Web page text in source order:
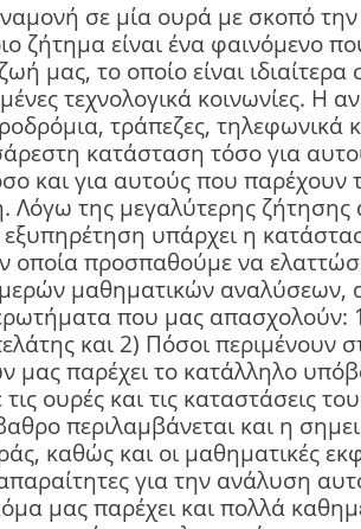
σε μία ουρά με σκοπό
ζήτημα είναι ένα φαινόμενο
μας, το οποίο είναι
τεχνολογικά κοινωνίες. Η
τράπεζες, τηλεφωνικά
κατάσταση τόσο για
και για αυτούς που παρέχουν
Λόγω της μεγαλύτερης ζήτησης
υπάρχει η
οποία προσπαθούμε να
μαθηματικών αναλύσεων,
που μας απασχολούν:
και 2) Πόσοι περιμένουν
μας παρέχει το κατάλληλο
ουρές και τις καταστάσεις
περιλαμβάνεται και η
καθώς και οι μαθηματικές
απαραίτητες για την ανάλυση
μας παρέχει και πολλά